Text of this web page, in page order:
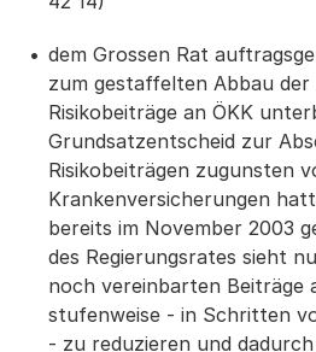
dem Grossen Rat
zum gestaffelten Abbau
Risikobeiträge an ÖKK
Grundsatzentscheid zur
Risikobeiträgen zugunsten
Krankenversicherungen
bereits im November 2003
des Regierungsrates sieht
noch vereinbarten Beiträge
stufenweise - in Schritten
- zu reduzieren und